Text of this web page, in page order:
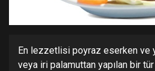
En lezzetlisi poyraz eserken ve
veya iri palamuttan yapılan bir tür